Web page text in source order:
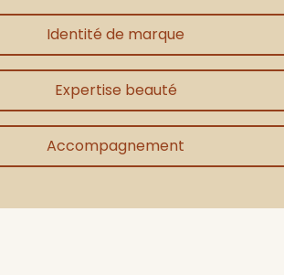
Identité de marque
Expertise beauté
Accompagnement